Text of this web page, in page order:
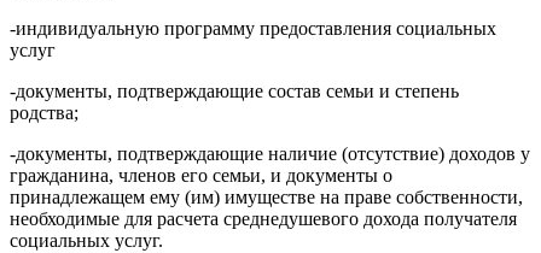
-индивидуальную программу предоставления социальных
услуг
-документы, подтверждающие состав семьи и степень
родства;
-документы, подтверждающие наличие (отсутствие) доходов у
гражданина, членов его семьи, и документы о
принадлежащем ему (им) имуществе на праве собственности,
необходимые для расчета среднедушевого дохода получателя
социальных услуг.